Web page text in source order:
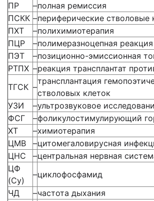
ПР
–полная ремиссия
ПСКК –периферические стволовые
ПХТ
–полихимиотерапия
ПЦР
–полимеразноцепная реакция
ПЭТ
–позиционно-эмиссионная
РТПХ –реакция трансплантат
ТГСК –
трансплантация
стволовых клеток
УЗИ
–ультрозвуковое
ФСГ
–фоликулостимулирующий
ХТ
–химиотерапия
ЦМВ
–цитомегаловирусная
ЦНС
–центральная нервная
ЦФ
(Cy)
–циклофосфамид
ЧД
–частота дыхания